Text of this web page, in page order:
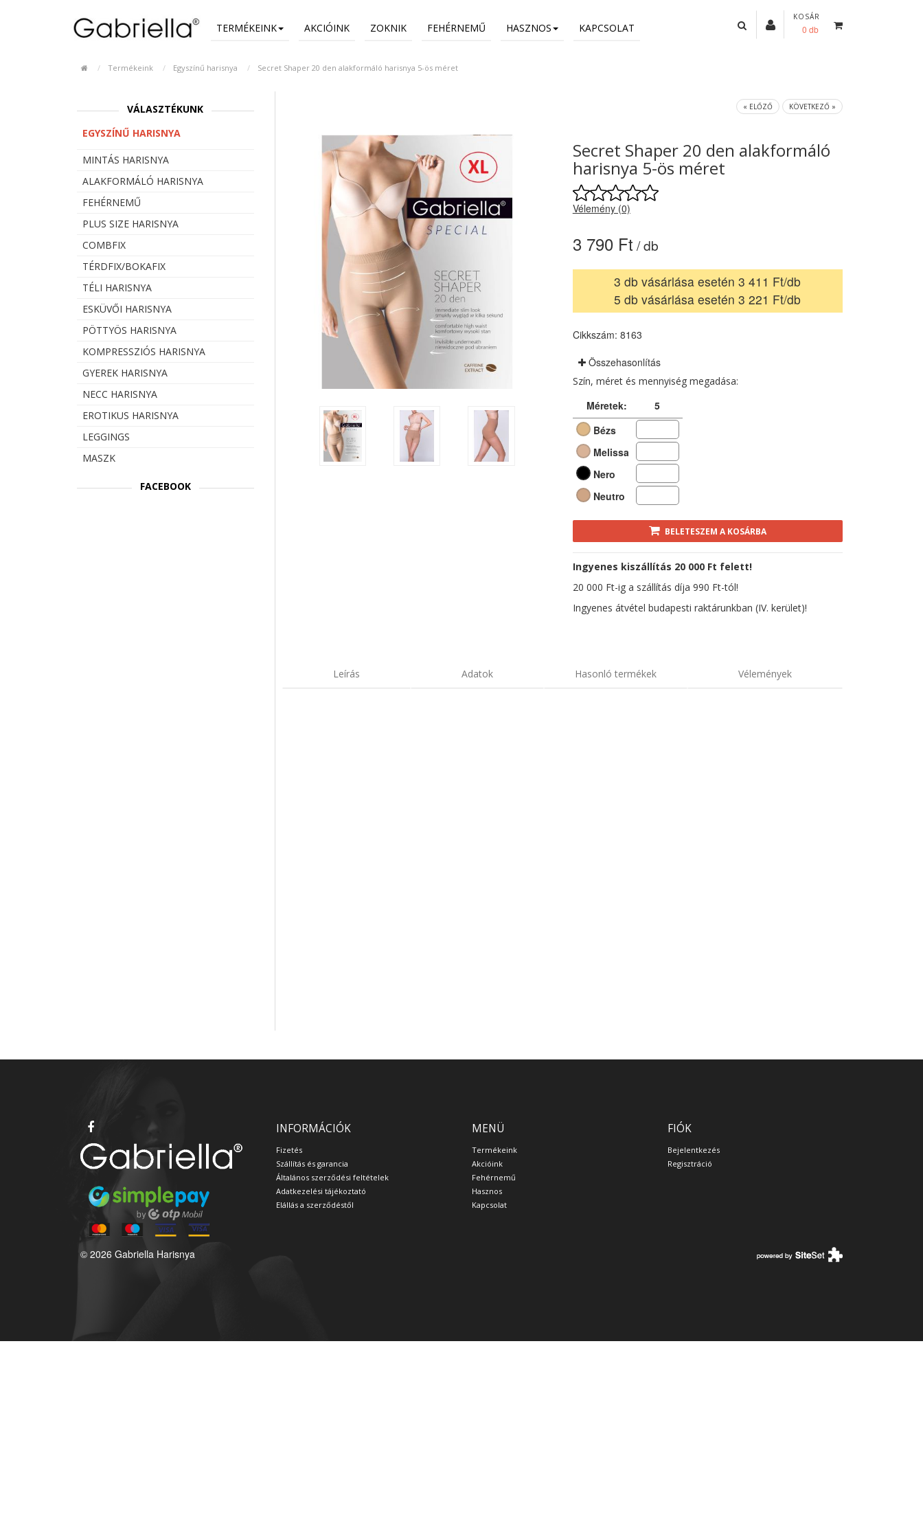
TERMÉKEINK AKCIÓINK ZOKNIK FEHÉRNEMŰ HASZNOS KAPCSOLAT
KOSÁR
0 db
Termékeink Egyszínű harisnya Secret Shaper 20 den alakformáló harisnya 5-ös méret
VÁLASZTÉKUNK
EGYSZÍNŰ HARISNYA
MINTÁS HARISNYA
ALAKFORMÁLÓ HARISNYA
FEHÉRNEMŰ
PLUS SIZE HARISNYA
COMBFIX
TÉRDFIX/BOKAFIX
TÉLI HARISNYA
ESKÜVŐI HARISNYA
PÖTTYÖS HARISNYA
KOMPRESSZIÓS HARISNYA
GYEREK HARISNYA
NECC HARISNYA
EROTIKUS HARISNYA
LEGGINGS
MASZK
FACEBOOK
« ELŐZŐ KÖVETKEZŐ »
Secret Shaper 20 den alakformáló
harisnya 5-ös méret
Vélemény (0)
3 790 Ft / db
3 db vásárlása esetén 3 411 Ft/db
5 db vásárlása esetén 3 221 Ft/db
Cikkszám: 8163
Összehasonlítás
Szín, méret és mennyiség megadása:
Méretek:
5
Bézs
Melissa
Nero
Neutro
BELETESZEM A KOSÁRBA
Ingyenes kiszállítás 20 000 Ft felett!
20 000 Ft-ig a szállítás díja 990 Ft-tól!
Ingyenes átvétel budapesti raktárunkban (IV. kerület)!
Leírás Adatok Hasonló termékek Vélemények
INFORMÁCIÓK
Fizetés
Szállítás és garancia
Általános szerződési feltételek
Adatkezelési tájékoztató
Elállás a szerződéstől
MENÜ
Termékeink
Akcióink
Fehérnemű
Hasznos
Kapcsolat
FIÓK
Bejelentkezés
Regisztráció
© 2026 Gabriella Harisnya